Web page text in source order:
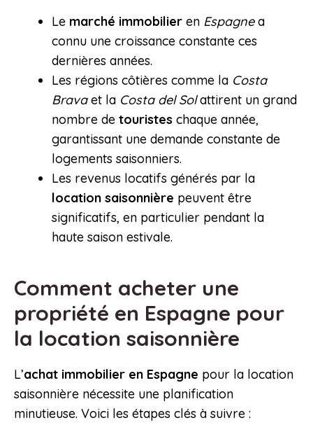
Le marché immobilier en Espagnea
connu une croissance constante ces
dernières années.
Les régions côtières comme la Costa
Bravaet la Costa del Solattirent un grand
nombre de touristes chaque année,
garantissant une demande constante de
logements saisonniers.
Les revenus locatifs générés par la
location saisonnière peuvent être
significatifs, en particulier pendant la
haute saison estivale.
Comment acheter une
propriété en Espagne pour
la location saisonnière
L’achat immobilier en Espagne pour la location
saisonnière nécessite une planification
minutieuse. Voici les étapes clés à suivre :